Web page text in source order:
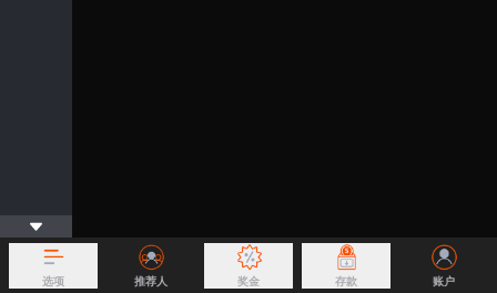
选项 推荐人 奖金 存款 账户